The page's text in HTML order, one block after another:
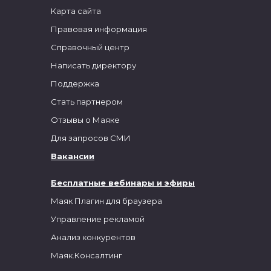
Бесплатные вебинары и эфиры
Маяк Плагин для браузера
Управление рекламой
Анализ конкурентов
Маяк.Консалтинг
Карта сайта
Правовая информация
Справочный центр
Написать директору
Поддержка
Стать партнером
Отзывы о Маяке
Для запросов СМИ
Вакансии